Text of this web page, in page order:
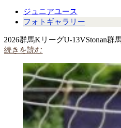
ジュニアユース
フォトギャラリー
2026群馬KリーグU-13VStonan群
続きを読む